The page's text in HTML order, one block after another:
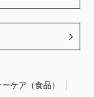
ケア（食品）